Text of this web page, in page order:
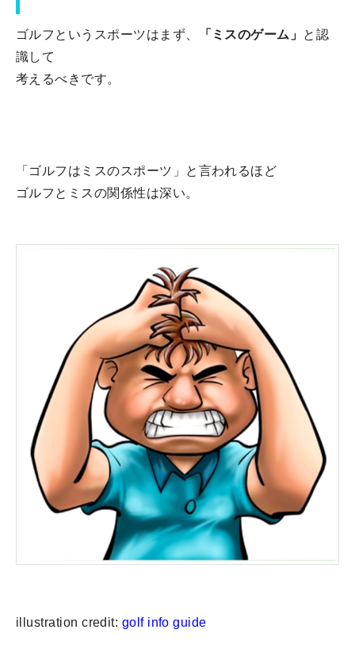
ゴルフというスポーツはまず、 「ミスのゲーム」
と認
識して
考えるべきです。
「ゴルフはミスのスポーツ」と言われるほど
ゴルフとミスの関係性は深い。
illustration credit: golf info guide